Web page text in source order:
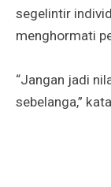
segelintir
menghormati
“Jangan jadi
sebelanga,”